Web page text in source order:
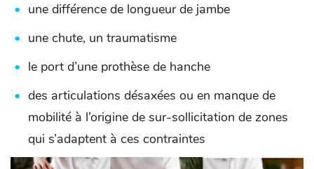
une différence de longueur de jambe
une chute, un traumatisme
le port d’une prothèse de hanche
des articulations désaxées ou en manque de
mobilité à l’origine de sur-sollicitation de zones
qui s’adaptent à ces contraintes